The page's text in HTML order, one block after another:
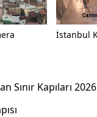
İstanbul
Sınır Kapıları 2026